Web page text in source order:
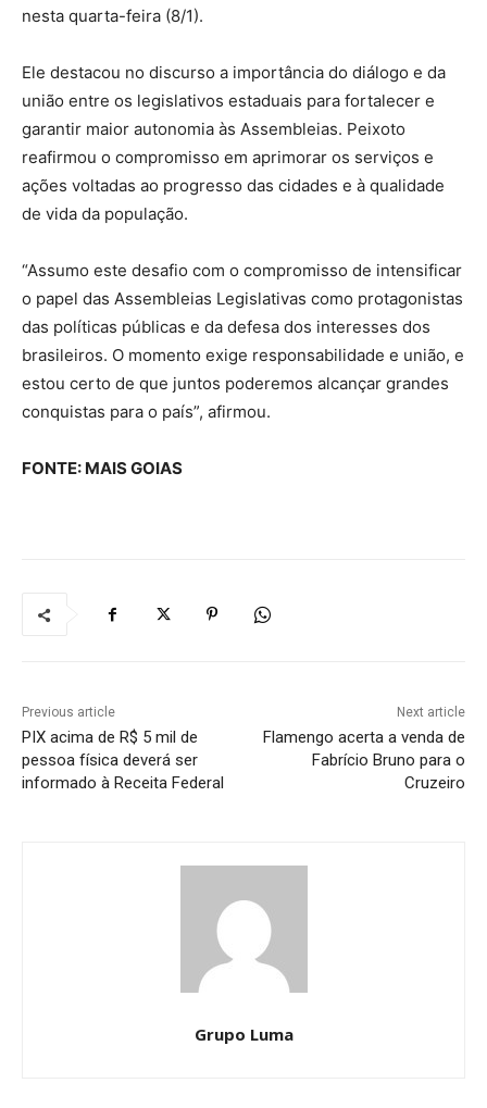
nesta quarta-feira (8/1).
Ele destacou no discurso a importância do diálogo e da
união entre os legislativos estaduais para fortalecer e
garantir maior autonomia às Assembleias. Peixoto
reafirmou o compromisso em aprimorar os serviços e
ações voltadas ao progresso das cidades e à qualidade
de vida da população.
“Assumo este desafio com o compromisso de intensificar
o papel das Assembleias Legislativas como protagonistas
das políticas públicas e da defesa dos interesses dos
brasileiros. O momento exige responsabilidade e união, e
estou certo de que juntos poderemos alcançar grandes
conquistas para o país”, afirmou.
FONTE: MAIS GOIAS
Previous article
PIX acima de R$ 5 mil de
pessoa física deverá ser
informado à Receita Federal
Next article
Flamengo acerta a venda de
Fabrício Bruno para o
Cruzeiro
Grupo Luma